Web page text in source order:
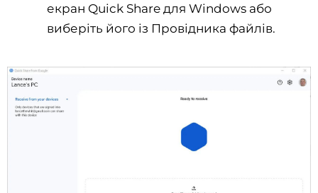
екран Quick Share для Windows або
виберіть його із Провідника файлів.